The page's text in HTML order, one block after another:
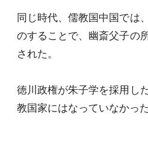
同じ時代、儒教国中国では
のすることで、幽斎父子の
された。
徳川政権が朱子学を採用し
教国家にはなっていなかっ